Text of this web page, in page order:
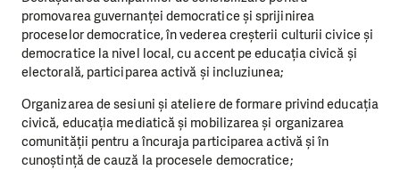
promovarea guvernanței democratice și sprijinirea
proceselor democratice, în vederea creșterii culturii civice și
democratice la nivel local, cu accent pe educația civică și
electorală, participarea activă și incluziunea;
Organizarea de sesiuni și ateliere de formare privind educația
civică, educația mediatică și mobilizarea și organizarea
comunității pentru a încuraja participarea activă și în
cunoștință de cauză la procesele democratice;